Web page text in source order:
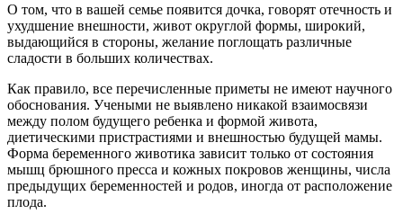
О том, что в вашей семье появится дочка, говорят отечность и
ухудшение внешности, живот округлой формы, широкий,
выдающийся в стороны, желание поглощать различные
сладости в больших количествах.
Как правило, все перечисленные приметы не имеют научного
обоснования. Учеными не выявлено никакой взаимосвязи
между полом будущего ребенка и формой живота,
диетическими пристрастиями и внешностью будущей мамы.
Форма беременного животика зависит только от состояния
мышц брюшного пресса и кожных покровов женщины, числа
предыдущих беременностей и родов, иногда от расположение
плода.